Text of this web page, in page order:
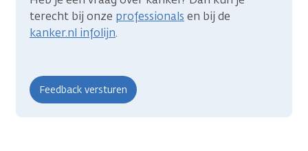
terecht bij onze professionals en bij de
kanker.nl infolijn.